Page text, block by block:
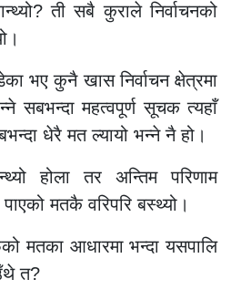
ती सबै कुराले निर्वाचनको
भए कुनै खास निर्वाचन क्षेत्रमा
सबभन्दा महत्वपूर्ण सूचक त्यहाँ
धेरै मत ल्यायो भन्ने नै हो।
होला तर अन्तिम परिणाम
मतकै वरिपरि बस्थ्यो।
मतका आधारमा भन्दा यसपालि
त?